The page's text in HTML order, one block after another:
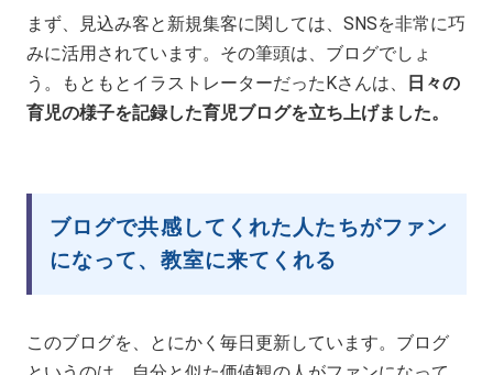
まず、見込み客と新規集客に関しては、SNSを非常に巧
みに活用されています。その筆頭は、ブログでしょ
う。もともとイラストレーターだったKさんは、
日々の
育児の様子を記録した育児ブログを立ち上げました。
ブログで共感してくれた人たちがファン
になって、教室に来てくれる
このブログを、とにかく毎日更新しています。ブログ